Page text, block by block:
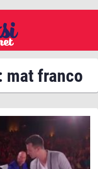
franco